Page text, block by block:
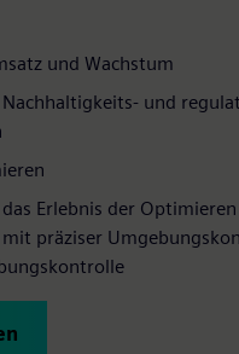
und Wachstum
Nachhaltigkeits- und
Erlebnis der Optimieren
präziser